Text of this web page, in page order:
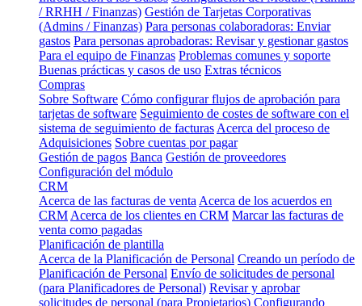
/ RRHH / Finanzas) Gestión de Tarjetas Corporativas
(Admins / Finanzas) Para personas colaboradoras: Enviar
gastos Para personas aprobadoras: Revisar y gestionar gastos
Para el equipo de Finanzas Problemas comunes y soporte
Buenas prácticas y casos de uso Extras técnicos
Compras
Sobre Software Cómo configurar flujos de aprobación para
tarjetas de software Seguimiento de costes de software con el
sistema de seguimiento de facturas Acerca del proceso de
Adquisiciones Sobre cuentas por pagar
Gestión de pagos Banca Gestión de proveedores
Configuración del módulo
CRM
Acerca de las facturas de venta Acerca de los acuerdos en
CRM Acerca de los clientes en CRM Marcar las facturas de
venta como pagadas
Planificación de plantilla
Acerca de la Planificación de Personal Creando un período de
Planificación de Personal Envío de solicitudes de personal
(para Planificadores de Personal) Revisar y aprobar
solicitudes de personal (para Propietarios) Configurando